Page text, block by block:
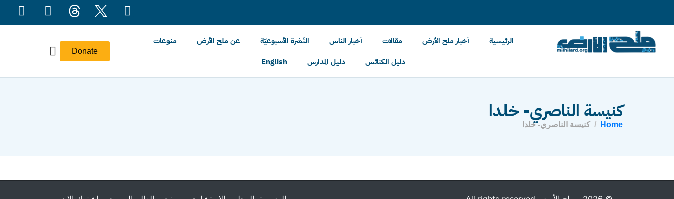
Donate
الرئيسية أخبار ملح الأرض مقالات أخبار الناس النّشرة الأسبوعيّة عن ملح الأرض
منوعات
دليل الكنائس
دليل المدارس English
كنيسة الناصري- خلدا
Home كنيسة الناصري- خلدا